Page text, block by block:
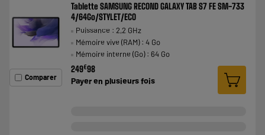
Comparer
Tablette SAMSUNG RECOND GALAXY TAB S7 FE SM-733
4/64Go/STYLET/ECO
Puissance : 2,2 GHz
Mémoire vive (RAM) : 4 Go
Mémoire interne (Go) : 64 Go
249€98
Payer en plusieurs fois